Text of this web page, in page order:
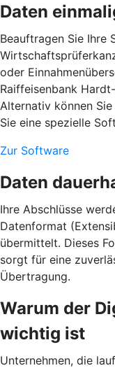
Daten
Beauftragen Sie Ihre
oder
Raiffeisenbank
Alternativ können
Sie eine spezielle
Zur Software
Daten
Ihre Abschlüsse
Datenformat
übermittelt. Dieses
sorgt für eine
Übertragung.
Warum der
wichtig ist
Unternehmen, die